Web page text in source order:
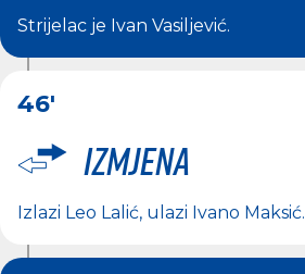
Strijelac je Ivan Vasiljević.
46'
Izmjena
Izlazi Leo Lalić, ulazi Ivano Maksić.